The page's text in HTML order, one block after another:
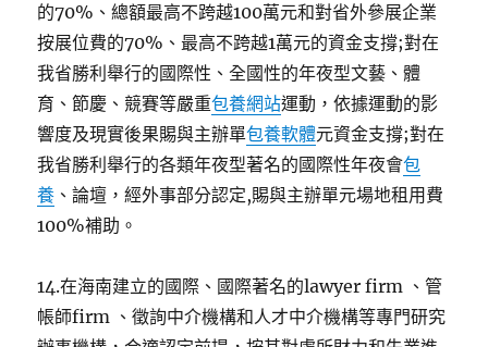
的70%、總額最高不跨越100萬元和對省外參展企業
按展位費的70%、最高不跨越1萬元的資金支撐;對在
我省勝利舉行的國際性、全國性的年夜型文藝、體
育、節慶、競賽等嚴重包養網站運動，依據運動的影
響度及現實後果賜與主辦單包養軟體元資金支撐;對在
我省勝利舉行的各類年夜型著名的國際性年夜會包
養 、論壇，經外事部分認定,賜與主辦單元場地租用費
100%補助。
14.在海南建立的國際、國際著名的lawyer firm 、管
帳師firm 、徵詢中介機構和人才中介機構等專門研究